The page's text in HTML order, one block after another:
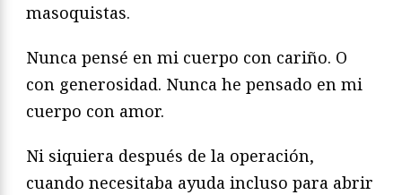
masoquistas.
Nunca pensé en mi cuerpo con cariño. O
con generosidad. Nunca he pensado en mi
cuerpo con amor.
Ni siquiera después de la operación,
cuando necesitaba ayuda incluso para abrir